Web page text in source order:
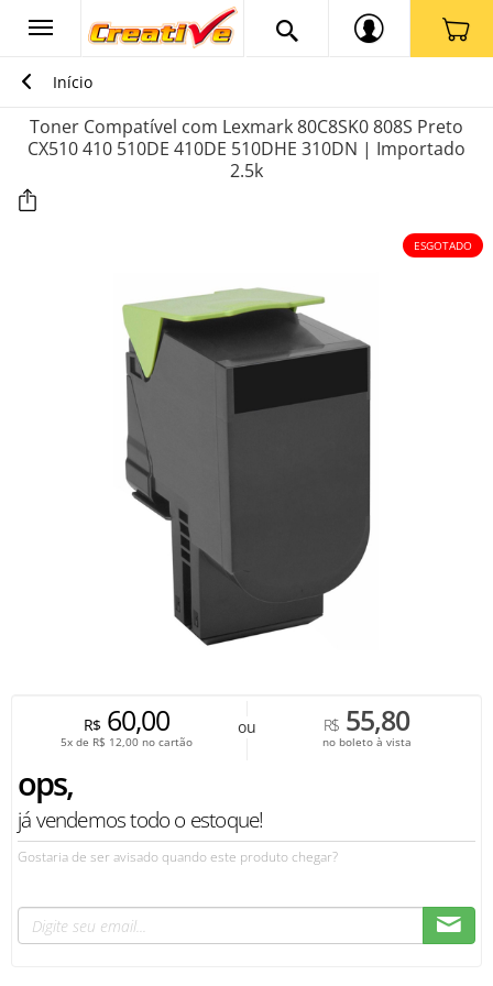
Início
Toner Compatível com Lexmark 80C8SK0 808S Preto
CX510 410 510DE 410DE 510DHE 310DN | Importado
2.5k
ESGOTADO
R$60,00
5x de R$ 12,00 no cartão
ou R$55,80
no boleto à vista
ops,
já vendemos todo o estoque!
Gostaria de ser avisado quando este produto chegar?